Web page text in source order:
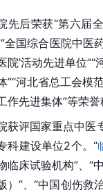
先后荣获“第六届
全国综合医院中医
院’活动先进单位
”“河北省总工会模
作先进集体”等荣
获评国家重点中医
科建设单位2个。“
临床试验机构”、“
）”、“中国创伤救